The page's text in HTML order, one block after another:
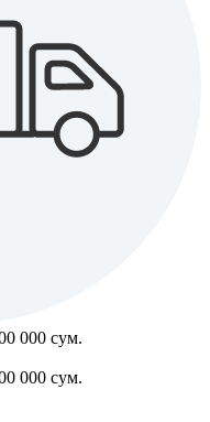
000 cум.
000 cум.